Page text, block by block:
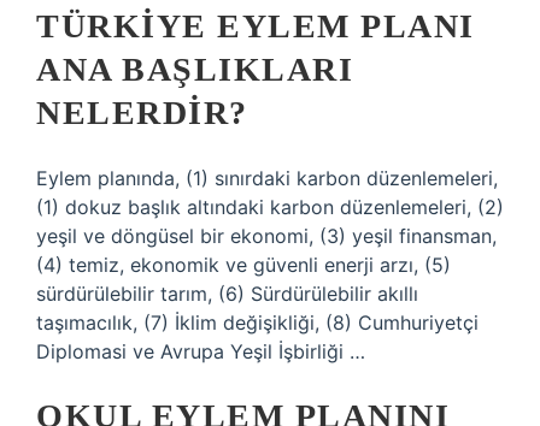
TÜRKIYE EYLEM PLANI
ANA BAŞLIKLARI
NELERDIR?
Eylem planında, (1) sınırdaki karbon düzenlemeleri,
(1) dokuz başlık altındaki karbon düzenlemeleri, (2)
yeşil ve döngüsel bir ekonomi, (3) yeşil finansman,
(4) temiz, ekonomik ve güvenli enerji arzı, (5)
sürdürülebilir tarım, (6) Sürdürülebilir akıllı
taşımacılık, (7) İklim değişikliği, (8) Cumhuriyetçi
Diplomasi ve Avrupa Yeşil İşbirliği …
OKUL EYLEM PLANINI